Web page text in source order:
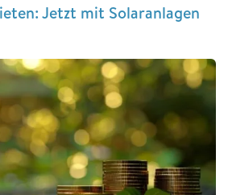
Jetzt mit Solaranlagen